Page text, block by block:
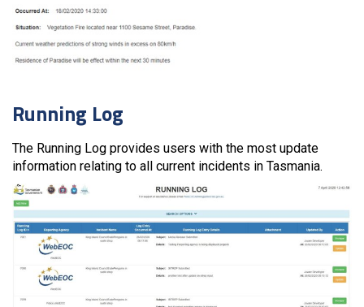
Running Log
The Running Log provides users with the most update
information relating to all current incidents in Tasmania.